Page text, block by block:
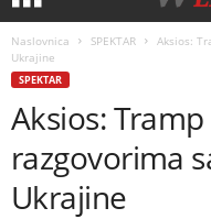
Naslovnica SPEKTAR
Aksios:
Ukrajine
SPEKTAR
Aksios:
razgovorima
Ukrajine